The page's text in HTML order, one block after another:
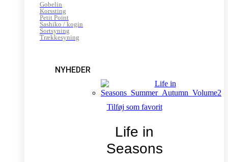
Gobelin
Korssting
Petit Point
Sashiko / kogin
Sortsyning
Trækkesyning
NYHEDER
Tilføj som favorit
Life in
Seasons